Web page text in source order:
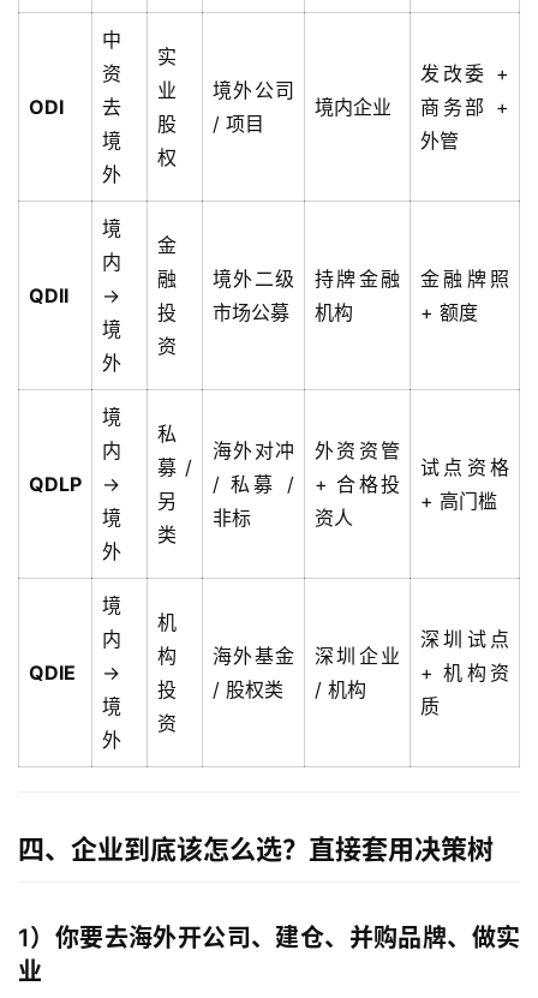
资
公
海
行
支
球
牌
照
登录 注册
ODI
中
资
去
境
外
实
业
股
权
境外公司
/ 项目
境内企业
发改委 +
商务部 +
外管
QDII
境
内
→
境
外
金
融
投
资
境外二级
市场公募
持牌金融
机构
金融牌照
+ 额度
QDLP
境
内
→
境
外
私
募 /
另
类
海外对冲
/ 私募 /
非标
外资资管
+ 合格投
资人
试点资格
+ 高门槛
QDIE
境
内
→
境
外
机
构
投
资
海外基金
/ 股权类
深圳企业
/ 机构
深圳试点
+ 机构资
质
四、企业到底该怎么选？直接套用决策树
1） 你要去海外开公司、建仓、并购品牌、做实
业